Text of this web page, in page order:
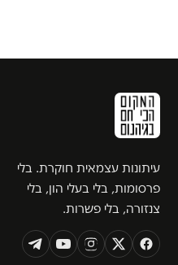
עיתונות עצמאית חוקרת. בלי
פרסומות, בלי בעלי הון, בלי
צנזורה, בלי פשרות.